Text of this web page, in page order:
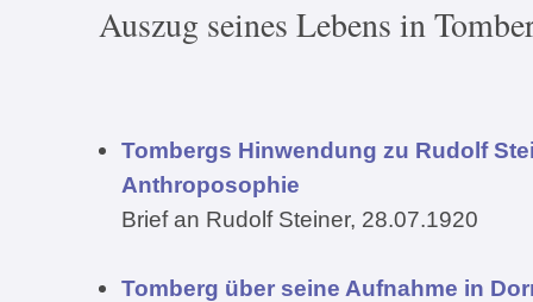
Auszug seines Lebens in
Tombergs Hinwendung zu Rudolf
Anthroposophie
Brief an Rudolf Steiner, 28.07.1920
Tomberg über seine Aufnahme in